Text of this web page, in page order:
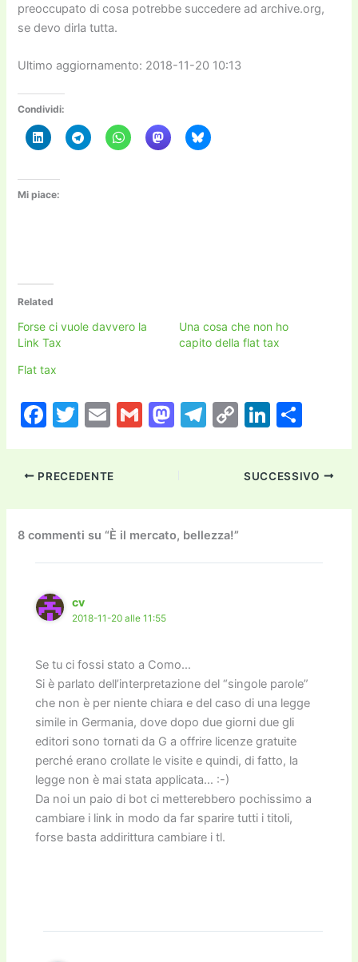
preoccupato di cosa potrebbe succedere ad archive.org,
se devo dirla tutta.
Ultimo aggiornamento: 2018-11-20 10:13
Condividi:
Mi piace:
Related
Forse ci vuole davvero la
Link Tax
Una cosa che non ho
capito della flat tax
Flat tax
F
c
e
b
o
o
k
T
itt
er
E
ai
l
G
M
d
o
n
T
a
m
C
p
y
Li
k
Li
k
e
dI
n
di
vi
PRECEDENTE SUCCESSIVO
8 commenti su “È il mercato, bellezza!”
cv
2018-11-20 alle 11:55
Se tu ci fossi stato a Como…
Si è parlato dell’interpretazione del “singole parole”
che non è per niente chiara e del caso di una legge
simile in Germania, dove dopo due giorni due gli
editori sono tornati da G a offrire licenze gratuite
perché erano crollate le visite e quindi, di fatto, la
legge non è mai stata applicata… :-)
Da noi un paio di bot ci metterebbero pochissimo a
cambiare i link in modo da far sparire tutti i titoli,
forse basta addirittura cambiare i tl.